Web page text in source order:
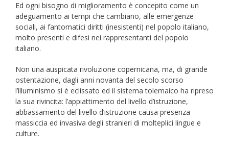
Ed ogni bisogno di miglioramento è concepito come un
adeguamento ai tempi che cambiano, alle emergenze
sociali, ai fantomatici diritti (inesistenti) nel popolo italiano,
molto presenti e difesi nei rappresentanti del popolo
italiano.
Non una auspicata rivoluzione copernicana, ma, di grande
ostentazione, dagli anni novanta del secolo scorso
l’illuminismo si è eclissato ed il sistema tolemaico ha ripreso
la sua rivincita: l’appiattimento del livello d’istruzione,
abbassamento del livello d’istruzione causa presenza
massiccia ed invasiva degli stranieri di molteplici lingue e
culture.